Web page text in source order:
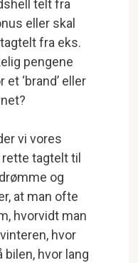
telt fra
eller skal
fra eks.
pengene
‘brand’ eller
vi vores
tagtelt til
og
at man ofte
hvorvidt man
hvor
bilen, hvor lang